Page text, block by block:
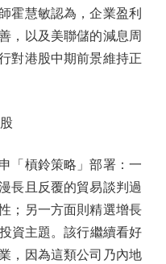
慧敏認為，企業盈利
，以及美聯儲的減息周
對港股中期前景維持正
槓鈴策略」部署：一
長且反覆的貿易談判過
；另一方面則精選增長
資主題。該行繼續看好
，因為這類公司乃內地